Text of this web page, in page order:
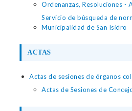
Ordenanzas, Resoluciones -
Servicio de búsqueda de
Municipalidad de San Isidro
ACTAS
Actas de sesiones de órganos
Actas de Sesiones de